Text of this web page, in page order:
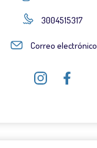
3004515317
Correo electrónico